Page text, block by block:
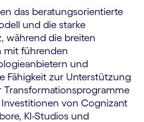
das beratungsorientierte
und die starke
während die breiten
mit führenden
und
Fähigkeit zur Unterstützung
Transformationsprogramme
von Cognizant
KI-Studios und